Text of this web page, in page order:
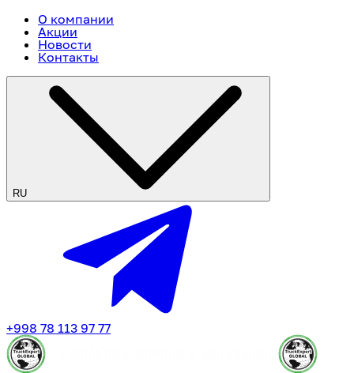
О компании
Акции
Новости
Контакты
RU
+998 78 113 97 77